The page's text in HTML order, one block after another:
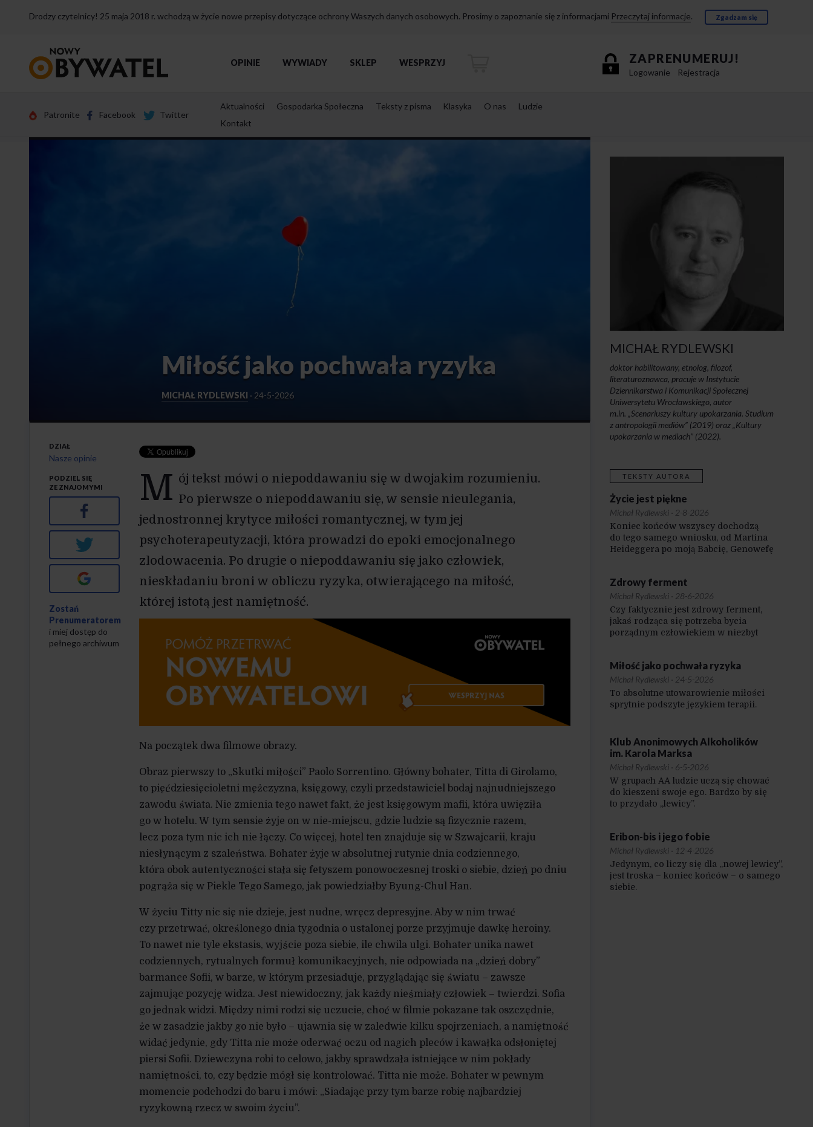
Drodzy czytelnicy! 25 maja 2018 r. wchodzą w życie nowe przepisy dotyczące ochrony Waszych danych osobowych. Prosimy o zapoznanie się z informacjami Przeczytaj informacje. Zgadzam się
strony
ZAPRENUMERUJ!
Logowanie Rejestracja
OPINIE WYWIADY SKLEP WESPRZYJ
Patronite Facebook Twitter
Aktualności Gospodarka Społeczna Teksty z pisma Klasyka O nas
Ludzie
Kontakt
Miłość jako pochwała ryzyka
MICHAŁ RYDLEWSKI · 24-5-2026
M ój tekst mówi o niepoddawaniu się w dwojakim rozumieniu.
Po pierwsze o niepoddawaniu się, w sensie nieulegania,
jednostronnej krytyce miłości romantycznej, w tym jej
psychoterapeutyzacji, która prowadzi do epoki emocjonalnego
zlodowacenia. Po drugie o niepoddawaniu się jako człowiek,
nieskładaniu broni w obliczu ryzyka, otwierającego na miłość,
której istotą jest namiętność.
Na początek dwa filmowe obrazy.
Obraz pierwszy to „Skutki miłości” Paolo Sorrentino. Główny bohater, Titta di Girolamo,
to pięćdziesięcioletni mężczyzna, księgowy, czyli przedstawiciel bodaj najnudniejszego
zawodu świata. Nie zmienia tego nawet fakt, że jest księgowym mafii, która uwięziła
go w hotelu. W tym sensie żyje on w nie-miejscu, gdzie ludzie są fizycznie razem,
lecz poza tym nic ich nie łączy. Co więcej, hotel ten znajduje się w Szwajcarii, kraju
niesłynącym z szaleństwa. Bohater żyje w absolutnej rutynie dnia codziennego,
która obok autentyczności stała się fetyszem ponowoczesnej troski o siebie, dzień po dniu
pogrąża się w Piekle Tego Samego, jak powiedziałby Byung-Chul Han.
W życiu Titty nic się nie dzieje, jest nudne, wręcz depresyjne. Aby w nim trwać
czy przetrwać, określonego dnia tygodnia o ustalonej porze przyjmuje dawkę heroiny.
To nawet nie tyle ekstasis, wyjście poza siebie, ile chwila ulgi. Bohater unika nawet
codziennych, rytualnych formuł komunikacyjnych, nie odpowiada na „dzień dobry”
barmance Sofii, w barze, w którym przesiaduje, przyglądając się światu – zawsze
zajmując pozycję widza. Jest niewidoczny, jak każdy nieśmiały człowiek – twierdzi. Sofia
go jednak widzi. Między nimi rodzi się uczucie, choć w filmie pokazane tak oszczędnie,
że w zasadzie jakby go nie było – ujawnia się w zaledwie kilku spojrzeniach, a namiętność
widać jedynie, gdy Titta nie może oderwać oczu od nagich pleców i kawałka odsłoniętej
piersi Sofii. Dziewczyna robi to celowo, jakby sprawdzała istniejące w nim pokłady
namiętności, to, czy będzie mógł się kontrolować. Titta nie może. Bohater w pewnym
momencie podchodzi do baru i mówi: „Siadając przy tym barze robię najbardziej
ryzykowną rzecz w swoim życiu”.
DZIAŁ
Nasze opinie
PODZIEL SIĘ
ZE ZNAJOMYMI
Facebook
Twitter
Zostań
Prenumeratorem
i miej dostęp do
pełnego archiwum
MICHAŁ RYDLEWSKI
doktor habilitowany, etnolog, filozof,
literaturoznawca, pracuje w Instytucie
Dziennikarstwa i Komunikacji Społecznej
Uniwersytetu Wrocławskiego, autor
m.in. „Scenariuszy kultury upokarzania. Studium
z antropologii mediów” (2019) oraz „Kultury
upokarzania w mediach” (2022).
TEKSTY AUTORA
Życie jest piękne
Michał Rydlewski · 2-8-2026
Koniec końców wszyscy dochodzą
do tego samego wniosku, od Martina
Heideggera po moją Babcię, Genowefę
Zdrowy ferment
Michał Rydlewski · 28-6-2026
Czy faktycznie jest zdrowy ferment,
jakaś rodząca się potrzeba bycia
porządnym człowiekiem w niezbyt
Miłość jako pochwała ryzyka
Michał Rydlewski · 24-5-2026
To absolutne utowarowienie miłości
sprytnie podszyte językiem terapii.
Klub Anonimowych Alkoholików
im. Karola Marksa
Michał Rydlewski · 6-5-2026
W grupach AA ludzie uczą się chować
do kieszeni swoje ego. Bardzo by się
to przydało „lewicy”.
Eribon-bis i jego fobie
Michał Rydlewski · 12-4-2026
Jedynym, co liczy się dla „nowej lewicy”,
jest troska – koniec końców – o samego
siebie.